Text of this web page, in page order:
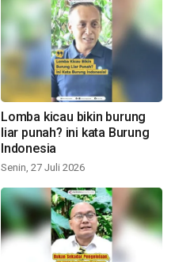
Lomba kicau bikin burung
liar punah? ini kata Burung
Indonesia
Senin, 27 Juli 2026